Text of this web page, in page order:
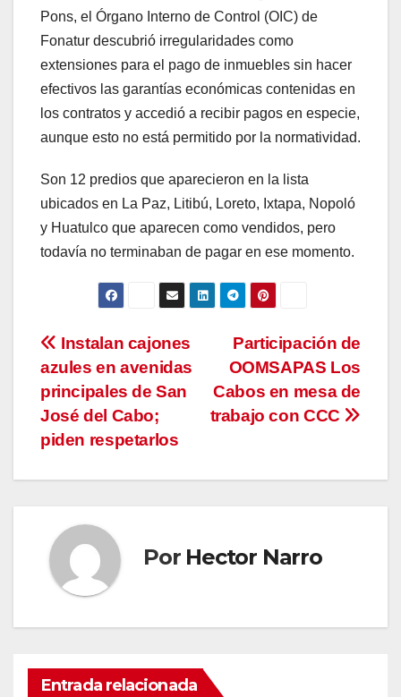
Pons, el Órgano Interno de Control (OIC) de
Fonatur descubrió irregularidades como
extensiones para el pago de inmuebles sin hacer
efectivos las garantías económicas contenidas en
los contratos y accedió a recibir pagos en especie,
aunque esto no está permitido por la normatividad.
Son 12 predios que aparecieron en la lista
ubicados en La Paz, Litibú, Loreto, Ixtapa, Nopoló
y Huatulco que aparecen como vendidos, pero
todavía no terminaban de pagar en ese momento.
Navegación
de
entradas
Participación de
OOMSAPAS Los
Cabos en mesa de
trabajo con CCC
Instalan cajones
azules en avenidas
principales de San
José del Cabo;
piden respetarlos
Por Hector Narro
Entrada relacionada